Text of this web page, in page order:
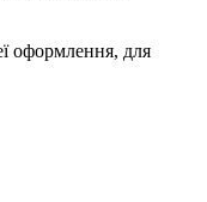
оформлення, для